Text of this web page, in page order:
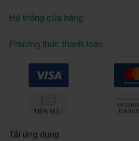
Hệ thống cửa hàng
Phương thức thanh toán
Tải ứng dụng